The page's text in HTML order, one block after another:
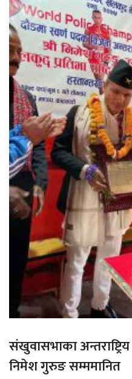
संखुवासभाका
निमेश गुरुङ सम्ममानित